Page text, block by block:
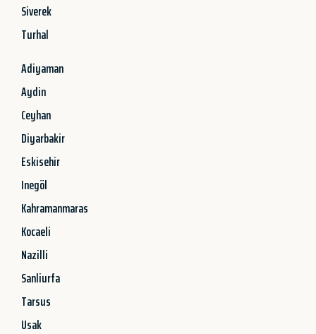
Siverek
Turhal
Adiyaman
Aydin
Ceyhan
Diyarbakir
Eskisehir
Inegöl
Kahramanmaras
Kocaeli
Nazilli
Sanliurfa
Tarsus
Usak